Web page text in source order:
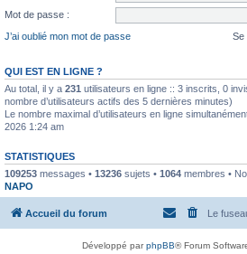
Mot de passe :
J’ai oublié mon mot de passe
Se
QUI EST EN LIGNE ?
Au total, il y a 231 utilisateurs en ligne :: 3 inscrits, 0
nombre d’utilisateurs actifs des 5 dernières minutes)
Le nombre maximal d’utilisateurs en ligne
2026 1:24 am
STATISTIQUES
109253 messages • 13236 sujets • 1064 membres •
NAPO
Accueil du forum Le
Développé parphpBB® Forum